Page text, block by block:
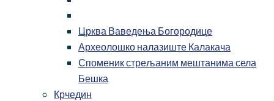
Црква Ваведења Богородице
Археолошко налазиште Калакача
Споменик стрељаним мештанима села
Бешка
Крчедин